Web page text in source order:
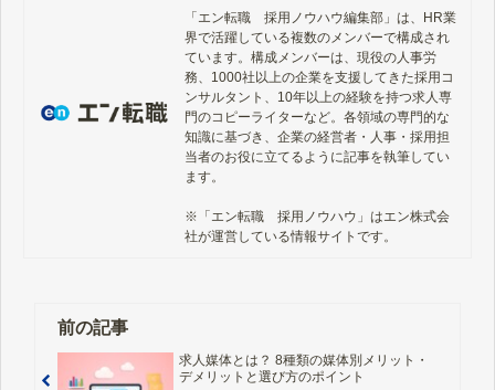
「エン転職　採用ノウハウ編集部」は、HR業
界で活躍している複数のメンバーで構成され
ています。構成メンバーは、現役の人事労
務、1000社以上の企業を支援してきた採用コ
ンサルタント、10年以上の経験を持つ求人専
門のコピーライターなど。各領域の専門的な
知識に基づき、企業の経営者・人事・採用担
当者のお役に立てるように記事を執筆してい
ます。
※「エン転職　採用ノウハウ」はエン株式会
社が運営している情報サイトです。
前の記事
求人媒体とは？ 8種類の媒体別メリット・
デメリットと選び方のポイント